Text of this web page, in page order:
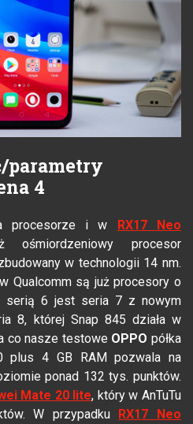
parametry
4
procesorze i w RX17 Neo
ośmiordzeniowy procesor
w technologii 14 nm.
Qualcomm są już procesory o
serią 6 jest seria 7 z nowym
8, której Snap 845 działa w
co nasze testowe OPPOpółka
plus 4 GB RAM pozwala na
ponad 132 tys. punktów.
Mate 20 lite, który w AnTuTu
W przypadku RX17 Neo